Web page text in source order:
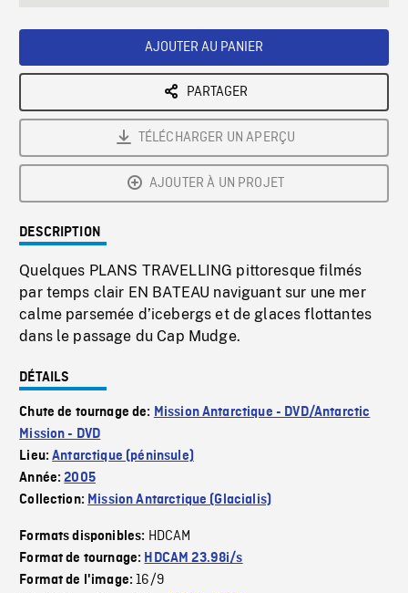
AJOUTER AU PANIER
PARTAGER
TÉLÉCHARGER UN APERÇU
AJOUTER À UN PROJET
DESCRIPTION
Quelques PLANS TRAVELLING pittoresque filmés
par temps clair EN BATEAU naviguant sur une mer
calme parsemée d’icebergs et de glaces flottantes
dans le passage du Cap Mudge.
DÉTAILS
Chute de tournage de: Mission Antarctique - DVD/Antarctic
Mission - DVD
Lieu:Antarctique (péninsule)
Année:2005
Collection: Mission Antarctique (Glacialis)
Formats disponibles: HDCAM
Format de tournage: HDCAM 23.98i/s
Format de l'image:16/9